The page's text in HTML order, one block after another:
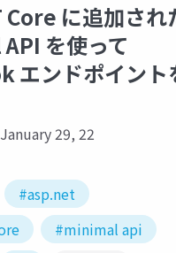
Core に追加され
を使って
エンドポイント
January 29, 22
#asp.net
#minimal api